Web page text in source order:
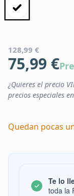
128,99 €
75,99 €
¿Quieres el precio
precios especiales
Quedan pocas
Te lo
toda la